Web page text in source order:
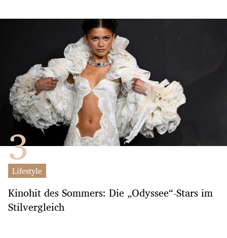
Lifestyle
Kinohit des Sommers: Die „Odyssee“-Stars im
Stilvergleich